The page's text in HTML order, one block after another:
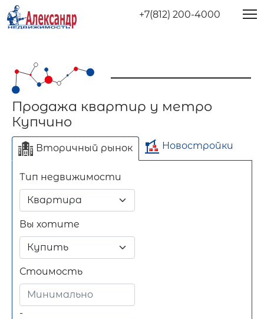
+7(812) 200-4000
Продажа квартир у метро
Купчино
Вторичный рынок Новостройки
Тип недвижимости
Вы хотите
Стоимость
-
Длительный срок
Отдельно стоящее
здание